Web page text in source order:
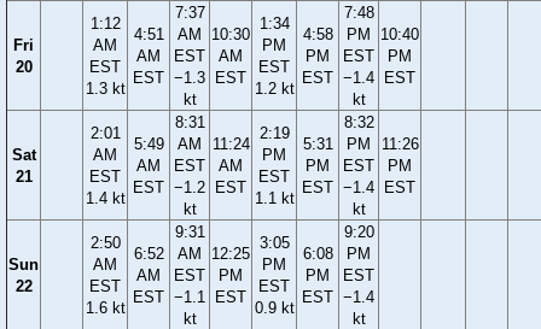
Fri
20
1:12
AM
EST
1.3 kt
4:51
AM
EST
7:37
AM
EST
−1.3
kt
10:30
AM
EST
1:34
PM
EST
1.2 kt
4:58
PM
EST
7:48
PM
EST
−1.4
kt
10:40
PM
EST
Sat
21
2:01
AM
EST
1.4 kt
5:49
AM
EST
8:31
AM
EST
−1.2
kt
11:24
AM
EST
2:19
PM
EST
1.1 kt
5:31
PM
EST
8:32
PM
EST
−1.4
kt
11:26
PM
EST
Sun
22
2:50
AM
EST
1.6 kt
6:52
AM
EST
9:31
AM
EST
−1.1
kt
12:25
PM
EST
3:05
PM
EST
0.9 kt
6:08
PM
EST
9:20
PM
EST
−1.4
kt